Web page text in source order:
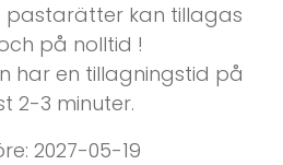
pastarätter kan tillagas
på nolltid !
har en tillagningstid på
2-3 minuter.
2027-05-19